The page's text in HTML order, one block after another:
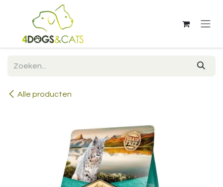
Overslaan naar inhoud
Alle producten